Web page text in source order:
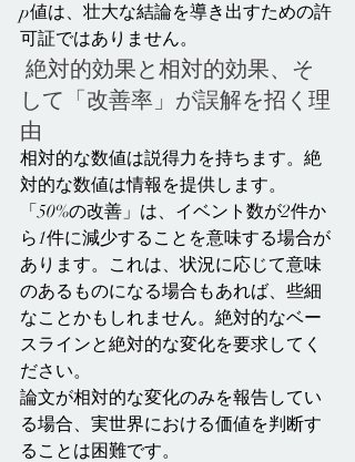
p値は、壮大な結論を導き出すための許
可証ではありません。
して「改善率」が誤解を招く理
由
相対的な数値は説得力を持ちます。絶
対的な数値は情報を提供します。
「50%の改善」は、イベント数が2件か
ら1件に減少することを意味する場合が
あります。これは、状況に応じて意味
のあるものになる場合もあれば、些細
なことかもしれません。絶対的なベー
スラインと絶対的な変化を要求してく
ださい。
論文が相対的な変化のみを報告してい
る場合、実世界における価値を判断す
ることは困難です。